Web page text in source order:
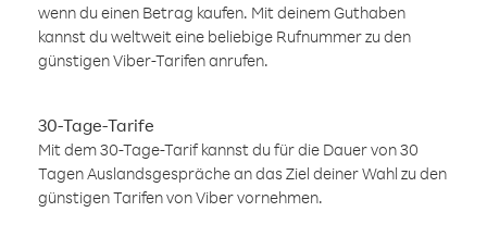
wenn du einen Betrag kaufen. Mit deinem Guthaben
kannst du weltweit eine beliebige Rufnummer zu den
günstigen Viber-Tarifen anrufen.
30-Tage-Tarife
Mit dem 30-Tage-Tarif kannst du für die Dauer von 30
Tagen Auslandsgespräche an das Ziel deiner Wahl zu den
günstigen Tarifen von Viber vornehmen.